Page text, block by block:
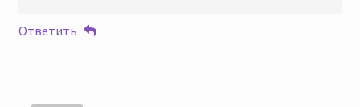
Ответить